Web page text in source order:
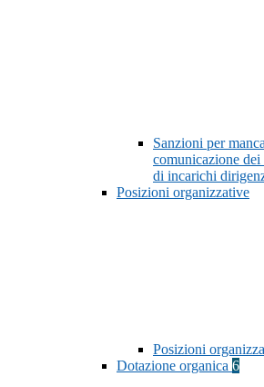
Sanzioni per
comunicazione
di incarichi
Posizioni organizzative
Posizioni
Dotazione organica 6